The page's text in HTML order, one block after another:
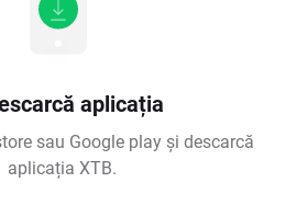
aplicația
sau Google play și descarcă
aplicația XTB.